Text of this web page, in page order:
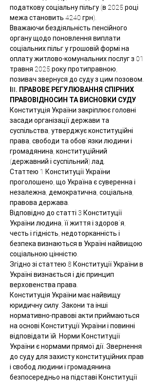
податкову соціальну пільгу (в 2025 році
межа становить 4240 грн).
Вважаючи бездіяльність пенсійного
органу щодо поновлення виплати
соціальних пільг у грошовій формі на
оплату житлово-комунальних послуг з 01
травня 2025 року протиправною,
позивач звернуся до суду з цим позовом.
ІII. ПРАВОВЕ РЕГУЛЮВАННЯ СПІРНИХ
ПРАВОВІДНОСИН ТА ВИСНОВКИ СУДУ
Конституція України закріплює головні
засади організації держави та
суспільства, утверджує конституційні
права, свободи та обов`язки людини і
громадянина, конституційний
(державний і суспільний) лад.
Статтею 1 Конституції України
проголошено, що Україна є суверенна і
незалежна, демократична, соціальна,
правова держава.
Відповідно до статті 3 Конституції
України людина, її життя і здоров`я,
честь і гідність, недоторканність і
безпека визнаються в Україні найвищою
соціальною цінністю.
Згідно зі статтею 8 Конституції України в
Україні визнається і діє принцип
верховенства права.
Конституція України має найвищу
юридичну силу. Закони та інші
нормативно-правові акти приймаються
на основі Конституції України і повинні
відповідати їй. Норми Конституції
України є нормами прямої дії. Звернення
до суду для захисту конституційних прав
і свобод людини і громадянина
безпосередньо на підставі Конституції